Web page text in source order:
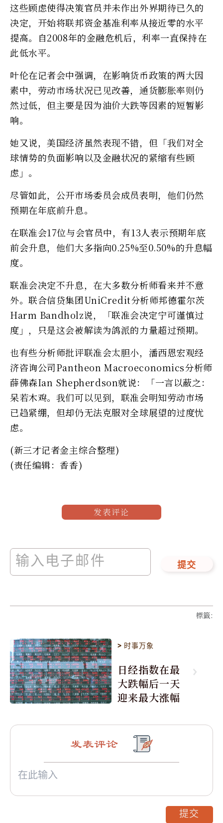
这些顾虑使得决策官员并未作出外界期待已久的
决定，开始将联邦资金基准利率从接近零的水平
提高。自2008年的金融危机后，利率一直保持在
此低水平。
叶伦在记者会中强调，在影响货币政策的两大因
素中，劳动市场状况已见改善，通货膨胀率则仍
然过低，但主要是因为油价大跌等因素的短暂影
响。
她又说，美国经济虽然表现不错，但「我们对全
球情势的负面影响以及金融状况的紧缩有些顾
虑」。
尽管如此，公开市场委员会成员表明，他们仍然
预期在年底前升息。
在联准会17位与会官员中，有13人表示预期年底
前会升息，他们大多指向0.25%至0.50%的升息幅
度。
联准会决定不升息，在大多数分析师看来并不意
外。联合信贷集团UniCredit分析师邦德霍尔茨
Harm Bandholz说，「联准会决定宁可谨慎过
度」，只是这会被解读为鸽派的力量超过预期。
也有些分析师批评联准会太胆小，潘西恩宏观经
济咨询公司Pantheon Macroeconomics分析师
薛佛森Ian Shepherdson就说：「一言以蔽之：
呆若木鸡。我们可以见到，联准会明知劳动市场
已趋紧绷，但却仍无法克服对全球展望的过度忧
虑。
(新三才记者金主综合整理)
(责任编辑：香香)
发表评论
提交
標籤:
> 时事万象
日经指数在最
大跌幅后一天
迎来最大涨幅
发表评论
提交